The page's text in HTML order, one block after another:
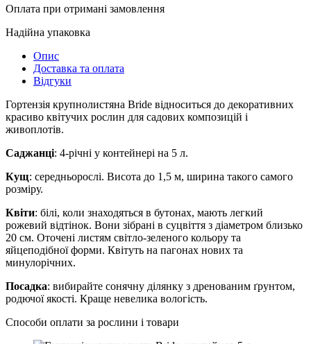
Оплата при отримані замовлення
Надійна упаковка
Опис
Доставка та оплата
Відгуки
Гортензія крупнолистяна Bride відноситься до декоративних
красиво квітучих рослин для садових композицій і
живоплотів.
Саджанці: 4-річні у контейнері на 5 л.
Кущ: середньорослі. Висота до 1,5 м, ширина такого самого
розміру.
Квіти: білі, коли знаходяться в бутонах, мають легкий
рожевий відтінок. Вони зібрані в суцвіття з діаметром близько
20 см. Оточені листям світло-зеленого кольору та
яйцеподібної форми. Квітуть на пагонах нових та
минулорічних.
Посадка: вибирайте сонячну ділянку з дренованим ґрунтом,
родючої якості. Краще невелика вологість.
Способи оплати за рослини і товари